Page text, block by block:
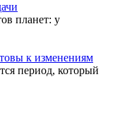
планет: у
к изменениям
период, который